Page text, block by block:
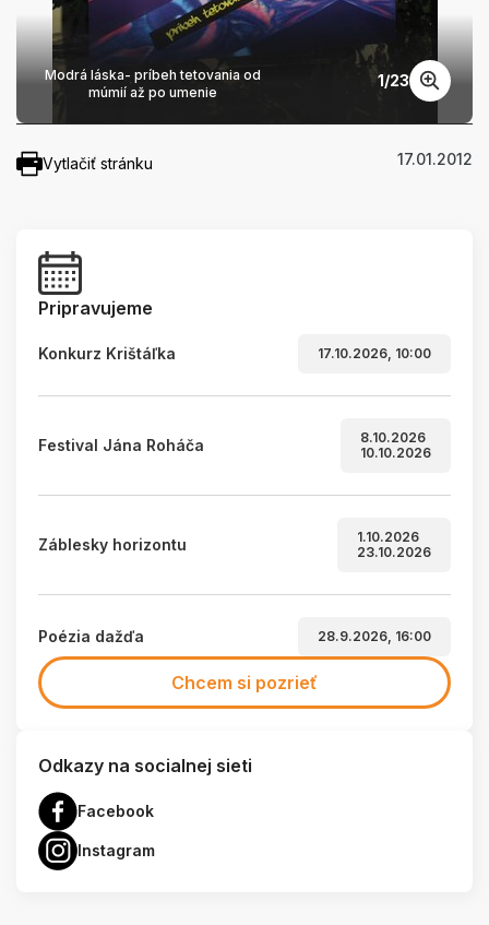
Modrá láska- príbeh tetovania od
múmií až po umenie
1/23
Vytlačiť stránku 17.01.2012
Pripravujeme
Konkurz Krištáľka 17.10.2026, 10:00
Festival Jána Roháča
8.10.2026
10.10.2026
Záblesky horizontu
1.10.2026
23.10.2026
Poézia dažďa 28.9.2026, 16:00
Chcem si pozrieť
Odkazy na socialnej sieti
Facebook
Instagram